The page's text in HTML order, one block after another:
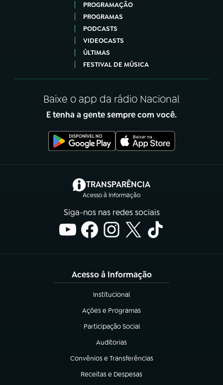
PROGRAMAÇÃO
PROGRAMAS
PODCASTS
VIDEOCASTS
ÚLTIMAS
FESTIVAL DE MÚSICA
Baixe o app da rádio Nacional
E tenha a gente sempre com você.
TRANSPARÊNCIA
Acesso à Informação
(abre em nova aba)
Siga-nos nas redes sociais
Acesso à Informação
Institucional
(abre em nova aba)
Ações e Programas
(abre em nova aba)
Participação Social
(abre em nova aba)
Auditorias
(abre em nova aba)
Convênios e Transferências
(abre em nova aba)
Receitas e Despesas
(abre em nova aba)